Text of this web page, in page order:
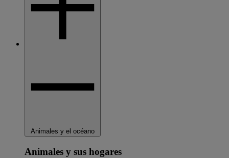
Animales y el océano
Animales y sus hogares